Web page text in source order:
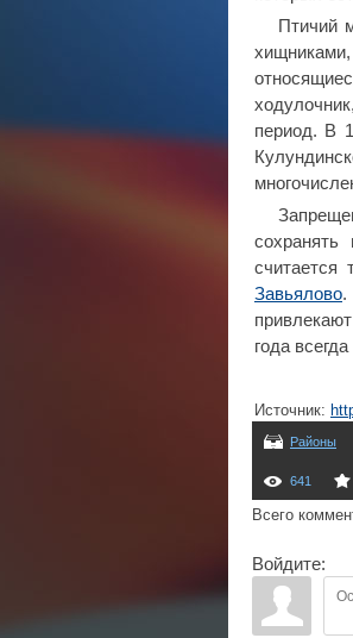
Птичий
период. В
считается
Завьялово.
года
Источник:
Районы
641
Всего
Войдите: